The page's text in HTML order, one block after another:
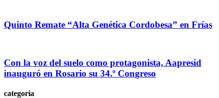
Quinto Remate “Alta Genética Cordobesa” en Frías
Con la voz del suelo como protagonista, Aapresid
inauguró en Rosario su 34.º Congreso
categoria